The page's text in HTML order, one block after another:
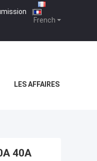
French
|
LES AFFAIRES
40A